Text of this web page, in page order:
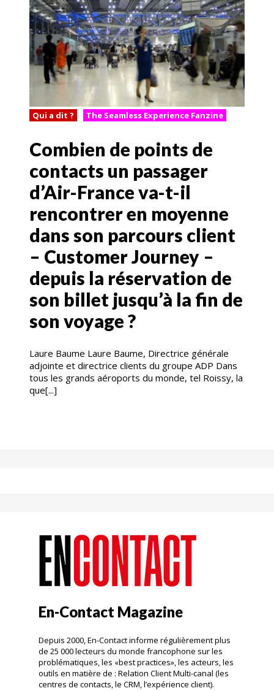
Qui a dit ? The Seamless Experience Fanzine
Combien de points de
contacts un passager
d’Air-France va-t-il
rencontrer en moyenne
dans son parcours client
– Customer Journey –
depuis la réservation de
son billet jusqu’à la fin de
son voyage ?
Laure Baume Laure Baume, Directrice générale
adjointe et directrice clients du groupe ADP Dans
tous les grands aéroports du monde, tel Roissy, la
que[...]
En-Contact Magazine
Depuis 2000, En-Contact informe régulièrement plus
de 25 000 lecteurs du monde francophone sur les
problématiques, les «best practices», les acteurs, les
outils en matière de : Relation Client Multi-canal (les
centres de contacts, le CRM, l’expérience client).